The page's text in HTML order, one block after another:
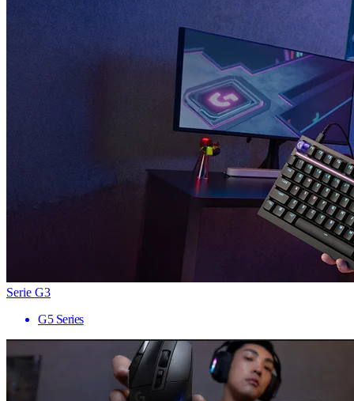
Serie G3
G5 Series